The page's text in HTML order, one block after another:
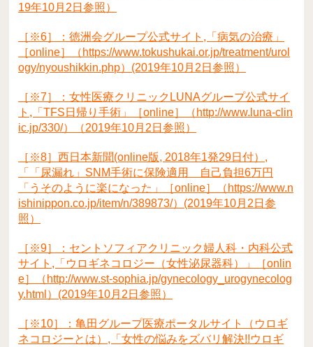
19年10月2日参照）
［※6］：徳洲会グループ公式サイト,「病気の治療」
［online］（https://www.tokushukai.or.jp/treatment/urol
ogy/nyoushikkin.php）(2019年10月2日参照）
［※7］：女性医療クリニックLUNAグループ公式サイ
ト,「TFS日帰り手術」［online］（http://www.luna-clin
ic.jp/330/）（2019年10月2日参照）
［※8］西日本新聞(online版, 2018年1発29日付）,
「「尿漏れ」SNM手術に保険適用 自己負担6万円
「うそのように楽になった」［online］（https://www.n
ishinippon.co.jp/item/n/389873/）(2019年10月2日参
照）
［※9］：セントソフィアクリニック婦人科・内科公式
サイト,「ウロギネコロジー（女性泌尿器科）」［onlin
e］（http://www.st-sophia.jp/gynecology_urogynecolog
y.html）(2019年10月2日参照）
［※10］：亀田グループ医療ポータルサイト（ウロギ
ネコロジーとは）,「女性の悩みをズバリ解決!!ウロギ